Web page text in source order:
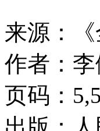
来源：
作者：李
页码：